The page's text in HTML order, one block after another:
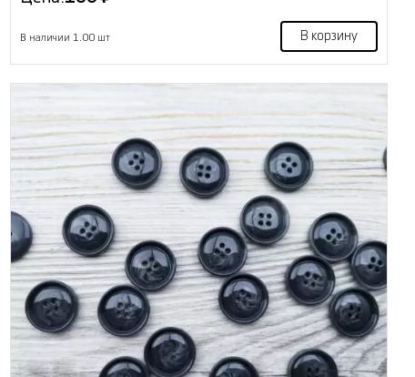
В наличии 1.00 шт В корзину